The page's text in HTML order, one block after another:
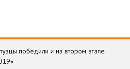
победили и на втором этапе